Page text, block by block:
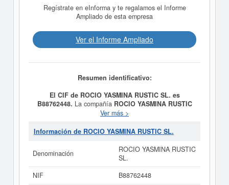
Regístrate en eInforma y te regalamos el Informe
Ampliado de esta empresa
Ver el Informe Ampliado
Resumen identificativo:
El CIF de ROCIO YASMINA RUSTIC SL. es
B88762448. La compañía ROCIO YASMINA RUSTIC
fue fundada el día 19/05/2026 teniendo como meta
social Actividad principal: CNAE 0143. Explotación de
caballos y otros equinos. Otras actividades:
mayor y al por menor. Distribución comercial.
Importación y exportación. Actividades inmobiliarias.
incluida en la clase CNAE 0143 - Explotación de
Ver más >
Información de ROCIO YASMINA RUSTIC SL.
Denominación
ROCIO YASMINA RUSTIC
SL.
NIF
B88762448